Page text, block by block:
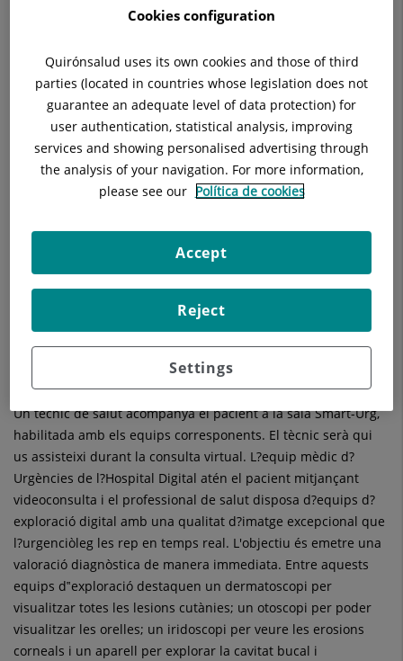
L'Hospital Universitari General de Catalunya ha implementat
un nou sistema d'atenció intel·ligent anomenat sala Smart-
Urg on s'ofereix al pacient del servei d'Urgències la
possibilitat de ser atès per urgenciòlegs de l'Hospital Digital
Segons la valoració que s'efectua al pacient en el punt de
triatge, el personal d'infermeria us ofereix la possibilitat de
dispensar-vos atenció mèdica virtual, una alternativa ràpida,
eficaç i eficient. Es tracta d'una opció que està disponible per
exploració física i amb un nivell d'urgència lleu. Aquesta
opció permet evitar temps despera.
Un tècnic de salut acompanya el pacient a la sala Smart-Urg,
habilitada amb els equips corresponents. El tècnic serà qui
us assisteixi durant la consulta virtual. L?equip mèdic d?
Urgències de l?Hospital Digital atén el pacient mitjançant
videoconsulta i el professional de salut disposa d?equips d?
exploració digital amb una qualitat d?imatge excepcional que
l?urgenciòleg les rep en temps real. L'objectiu és emetre una
valoració diagnòstica de manera immediata. Entre aquests
equips d‟exploració destaquen un dermatoscopi per
visualitzar totes les lesions cutànies; un otoscopi per poder
visualitzar les orelles; un iridoscopi per veure les erosions
corneals i un aparell per explorar la cavitat bucal i
Cookies configuration
Quirónsalud uses its own cookies and those of third
parties (located in countries whose legislation does not
guarantee an adequate level of data protection) for
user authentication, statistical analysis, improving
services and showing personalised advertising through
the analysis of your navigation. For more information,
please see our Política de cookies
Settings
Reject
Accept